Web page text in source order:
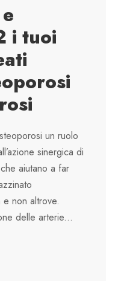
i tuoi
un ruolo
sinergica di
aiutano a far
e non altrove.
delle arterie...